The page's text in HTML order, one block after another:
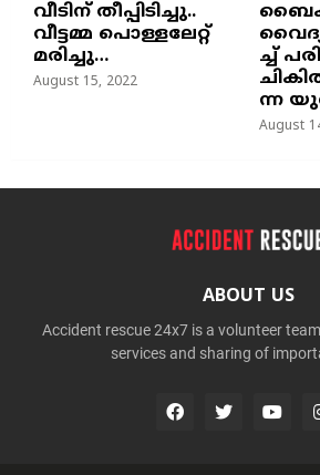
വീടിന് തീപ്പിടിച്ചു..
വീട്ടമ്മ പൊള്ളലേറ്റ്
മരിച്ചു…
August 15, 2022
ച്ച്‌
ന്ന
August
ABOUT US
Accident rescue 24x7 is a volunteer
services and sharing of